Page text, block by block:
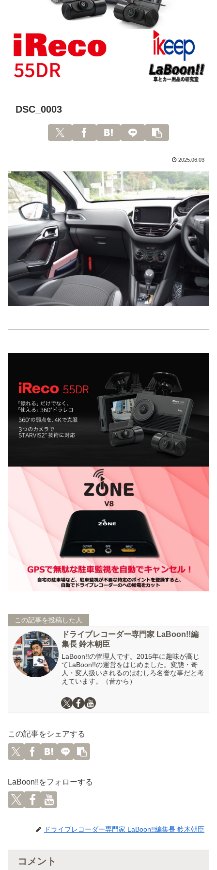
DSC_0003
2025.06.03
この記事を投稿した人
ドライブレコーダー専門家 LaBoon!!編
集長 鈴木朝臣
LaBoon!!の管理人です。2015年に趣味が高じ
てLaBoon!!の運営をはじめました。変態・奇
人・変人扱いされるのはむしろ名誉な事だと考
えています。（昔から）
この記事をシェアする
LaBoon!!をフォローする
ドライブレコーダー専門家 LaBoon!!編集長 鈴木朝臣
コメント